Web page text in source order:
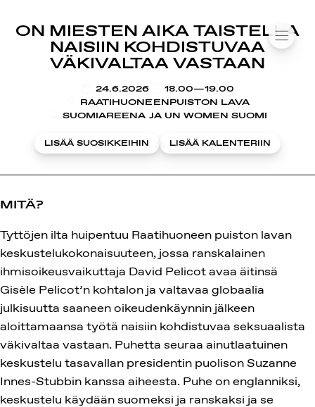
SiirryON MIESTEN AIKA TAISTELLA
NAISIIN KOHDISTUVAA
VÄKIVALTAA VASTAAN
24.6.2026
KLO
18.00—19.00
RAATIHUONEENPUISTON LAVA
SUOMIAREENA JA UN WOMEN SUOMI
LISÄÄ SUOSIKKEIHIN LISÄÄ KALENTERIIN
MITÄ?
Tyttöjen ilta huipentuu Raatihuoneen puiston lavan
keskustelukokonaisuuteen, jossa ranskalainen
ihmisoikeusvaikuttaja David Pelicot avaa äitinsä
Gisèle Pelicot’n kohtalon ja valtavaa globaalia
julkisuutta saaneen oikeudenkäynnin jälkeen
aloittamaansa työtä naisiin kohdistuvaa seksuaalista
väkivaltaa vastaan. Puhetta seuraa ainutlaatuinen
keskustelu tasavallan presidentin puolison Suzanne
Innes-Stubbin kanssa aiheesta. Puhe on englanniksi,
keskustelu käydään suomeksi ja ranskaksi ja se